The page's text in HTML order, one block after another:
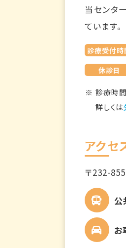
当センタ
ています。
診療受付時
休診日
診療時
詳しくは
アクセ
〒232-
公
お